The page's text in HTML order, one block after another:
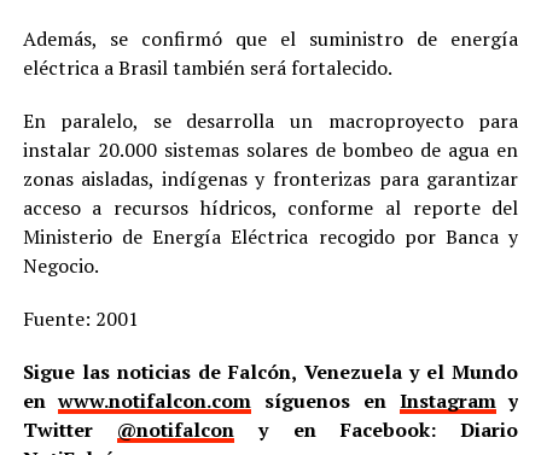
Además, se confirmó que el suministro de energía
eléctrica a Brasil también será fortalecido.
En paralelo, se desarrolla un macroproyecto para
instalar 20.000 sistemas solares de bombeo de agua en
zonas aisladas, indígenas y fronterizas para garantizar
acceso a recursos hídricos, conforme al reporte del
Ministerio de Energía Eléctrica recogido por Banca y
Negocio.
Fuente: 2001
Sigue las noticias de Falcón, Venezuela y el Mundo
enwww.notifalcon.com síguenos en Instagramy
Twitter @notifalcon y en Facebook: Diario